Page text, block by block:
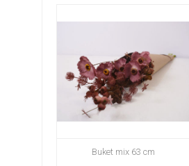
Buket mix 63 cm